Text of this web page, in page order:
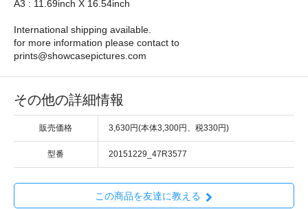
A3 : 11.69inch X 16.54inch
International shipping available.
for more information please contact to
prints@showcasepictures.com
その他の詳細情報
販売価格 3,630円(本体3,300円、税330円)
型番 20151229_47R3577
この商品を友達に教える